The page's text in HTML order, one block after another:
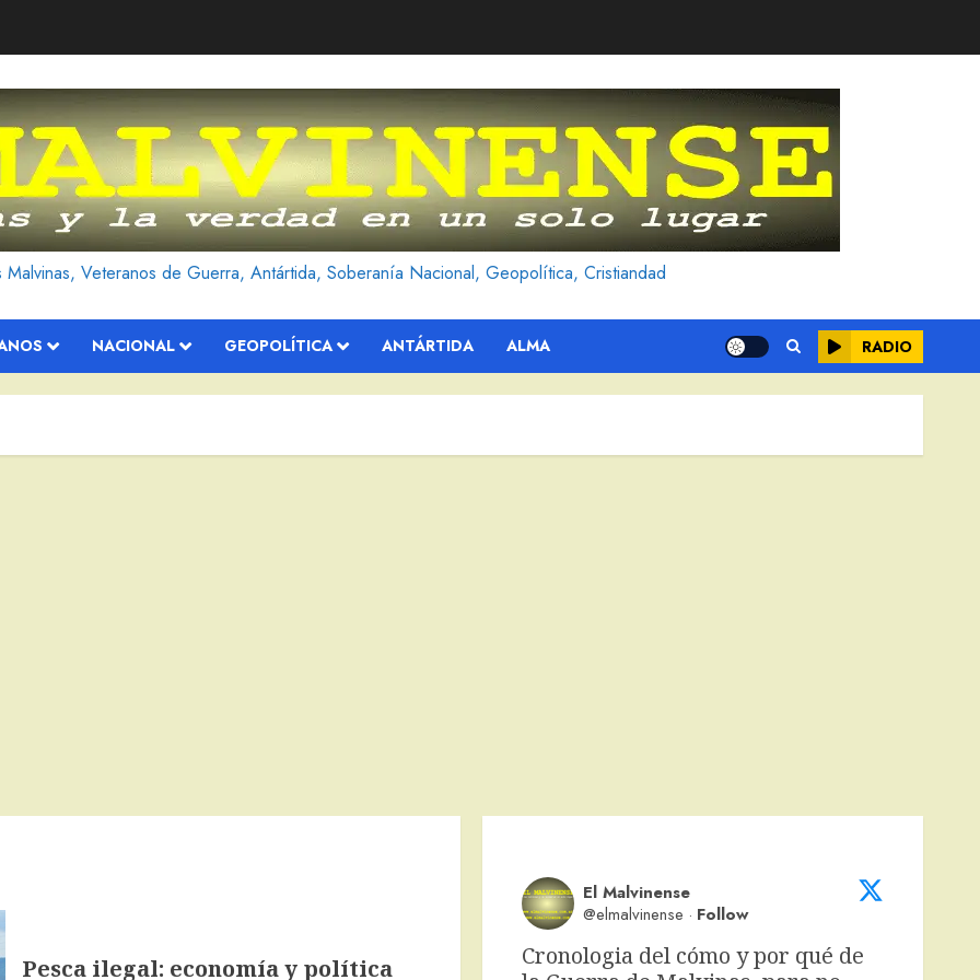
Malvinas, Veteranos de Guerra, Antártida, Soberanía Nacional, Geopolítica, Cristiandad
NACIONAL GEOPOLÍTICA ANTÁRTIDA ALMA RADIO
Pesca ilegal: economía y política
El Malvinense
@elmalvinense · Follow
Cronologia del cómo y por qué de